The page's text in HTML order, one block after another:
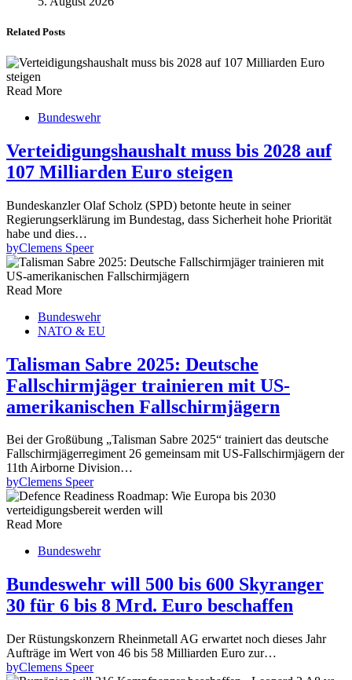
Related Posts
Read More
Bundeswehr
Verteidigungshaushalt muss bis 2028 auf
107 Milliarden Euro steigen
Bundeskanzler Olaf Scholz (SPD) betonte heute in seiner
Regierungserklärung im Bundestag, dass Sicherheit hohe Priorität
habe und dies…
byClemens Speer
Read More
Bundeswehr
NATO & EU
Talisman Sabre 2025: Deutsche
Fallschirmjäger trainieren mit US-
amerikanischen Fallschirmjägern
Bei der Großübung „Talisman Sabre 2025“ trainiert das deutsche
Fallschirmjägerregiment 26 gemeinsam mit US-Fallschirmjägern der
11th Airborne Division…
byClemens Speer
Read More
Bundeswehr
Bundeswehr will 500 bis 600 Skyranger
30 für 6 bis 8 Mrd. Euro beschaffen
Der Rüstungskonzern Rheinmetall AG erwartet noch dieses Jahr
Aufträge im Wert von 46 bis 58 Milliarden Euro zur…
byClemens Speer